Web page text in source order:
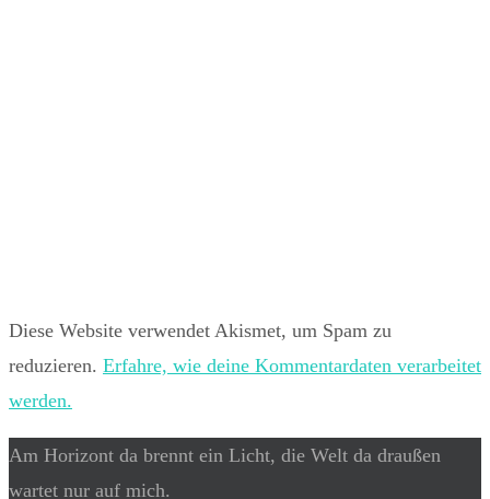
Diese Website verwendet Akismet, um Spam zu
reduzieren. Erfahre, wie deine Kommentardaten verarbeitet
werden.
Am Horizont da brennt ein Licht, die Welt da draußen
wartet nur auf mich.